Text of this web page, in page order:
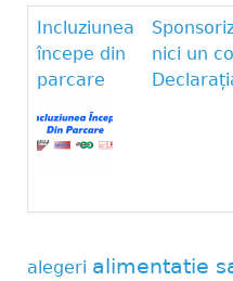
Incluziunea
începe din
parcare
nici un
alegeri alimentatie